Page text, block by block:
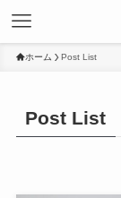
ホーム Post List
Post List